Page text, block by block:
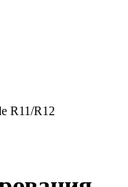
R11/R12